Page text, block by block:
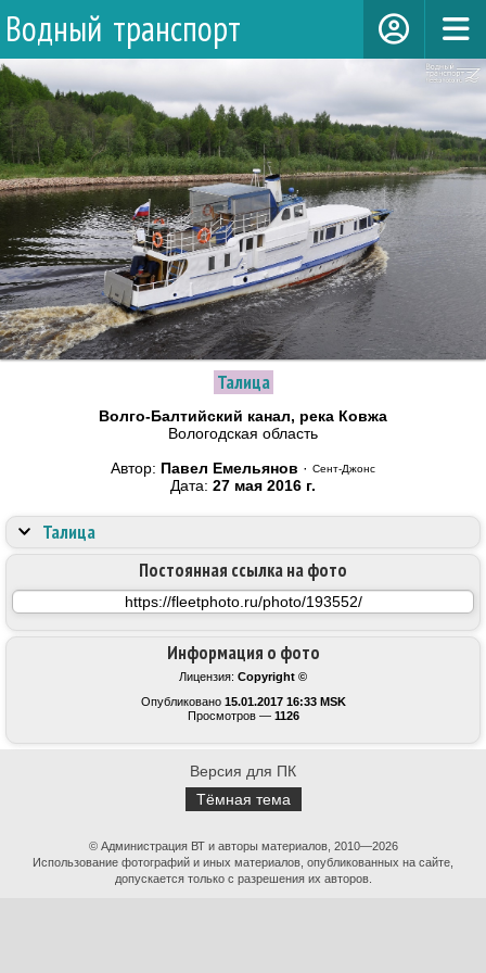
Водный транспорт
Талица
Волго-Балтийский канал, река Ковжа
Вологодская область
Автор: Павел Емельянов · Сент-Джонс
Дата: 27 мая 2016 г.
Информация о фото
Лицензия: Copyright ©
Опубликовано 15.01.2017 16:33 MSK
Просмотров — 1126
Постоянная ссылка на фото
Талица
Версия для ПК
Тёмная тема
© Администрация ВТ и авторы материалов, 2010—2026
Использование фотографий и иных материалов, опубликованных на сайте,
допускается только с разрешения их авторов.